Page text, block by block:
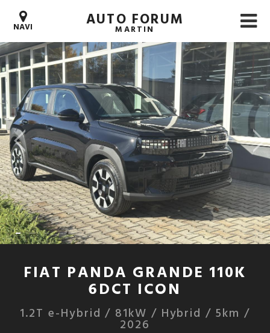
NAVI AUTO FORUM
MARTIN
FIAT PANDA GRANDE 110K
6DCT ICON
1.2T e-Hybrid / 81kW / Hybrid / 5km /
2026